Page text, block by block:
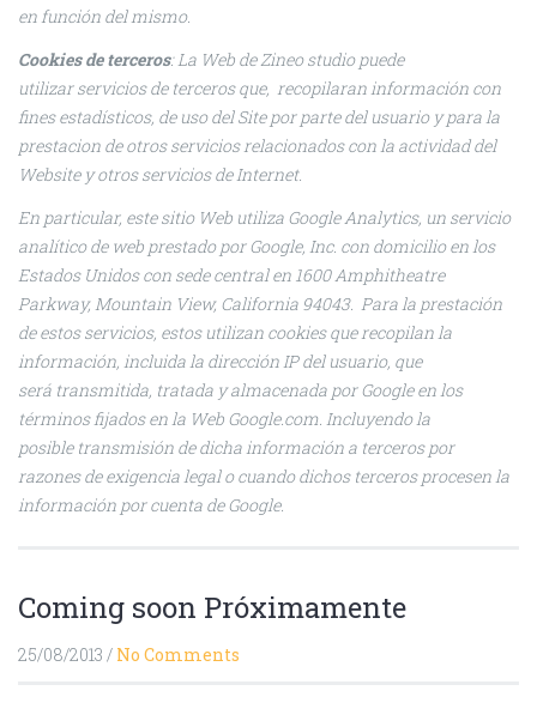
en función del mismo.
Cookies de terceros: La Web de Zineo studio puede
utilizar servicios de terceros que, recopilaran información con
fines estadísticos, de uso del Site por parte del usuario y para la
prestacion de otros servicios relacionados con la actividad del
Website y otros servicios de Internet.
En particular, este sitio Web utiliza Google Analytics, un servicio
analítico de web prestado por Google, Inc. con domicilio en los
Estados Unidos con sede central en 1600 Amphitheatre
Parkway, Mountain View, California 94043. Para la prestación
de estos servicios, estos utilizan cookies que recopilan la
información, incluida la dirección IP del usuario, que
será transmitida, tratada y almacenada por Google en los
términos fijados en la Web Google.com. Incluyendo la
posible transmisión de dicha información a terceros por
razones de exigencia legal o cuando dichos terceros procesen la
información por cuenta de Google.
Coming soon Próximamente
25/08/2013 / No Comments